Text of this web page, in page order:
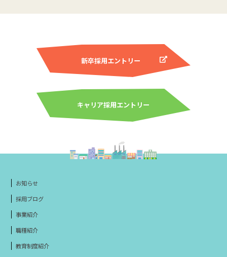
新卒採用エントリー
キャリア採用エントリー
お知らせ
採用ブログ
事業紹介
職種紹介
教育制度紹介